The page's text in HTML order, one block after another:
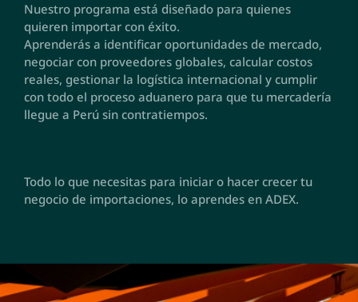
Nuestro programa está diseñado para quienes
quieren importar con éxito.
Aprenderás a identificar oportunidades de mercado,
negociar con proveedores globales, calcular costos
reales, gestionar la logística internacional y cumplir
con todo el proceso aduanero para que tu mercadería
llegue a Perú sin contratiempos.
Todo lo que necesitas para iniciar o hacer crecer tu
negocio de importaciones, lo aprendes en ADEX.